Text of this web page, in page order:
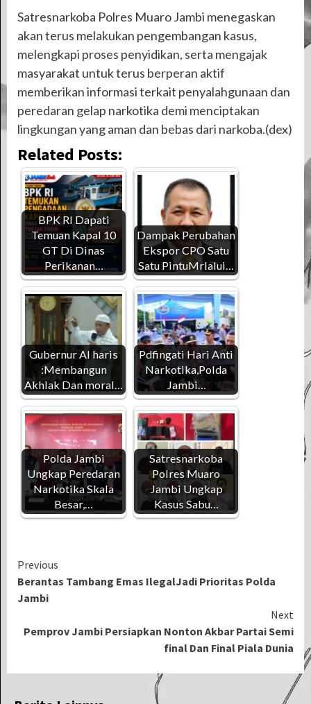
Satresnarkoba Polres Muaro Jambi menegaskan
akan terus melakukan pengembangan kasus,
melengkapi proses penyidikan, serta mengajak
masyarakat untuk terus berperan aktif
memberikan informasi terkait penyalahgunaan dan
peredaran gelap narkotika demi menciptakan
lingkungan yang aman dan bebas dari narkoba.(dex)
Related Posts:
BPK RI Dapati
Temuan Kapal 10
GT Di Dinas
Perikanan…
Dampak Perubahan
Ekspor CPO Satu
Satu PintuMrlalui…
Gubernur Al haris
:Membangun
Akhlak Dan moral…
Pdfingati Hari Anti
Narkotika,Polda
Jambi…
Polda Jambi
Ungkap Peredaran
Narkotika Skala
Besar,…
Satresnarkoba
Polres Muaro
Jambi Ungkap
Kasus Sabu…
Continue
Reading
Previous
Berantas Tambang Emas IlegalJadi Prioritas Polda
Jambi
Next
Pemprov Jambi Persiapkan Nonton Akbar Partai Semi
final Dan Final Piala Dunia